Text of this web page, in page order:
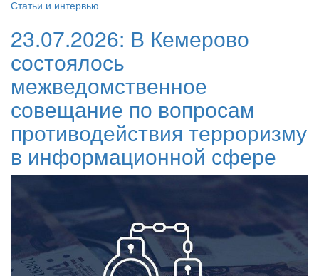
Статьи и интервью
23.07.2026: В Кемерово
состоялось
межведомственное
совещание по вопросам
противодействия терроризму
в информационной сфере